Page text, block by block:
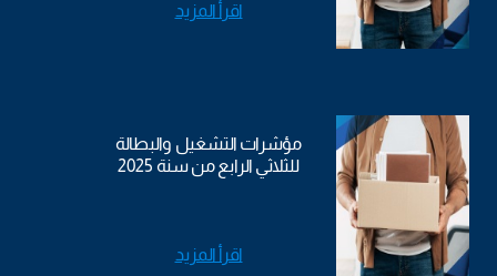
اقرأ المزيد
مؤشرات التشغيل والبطالة
للثلاثي الرابع من سنة 2025
اقرأ المزيد